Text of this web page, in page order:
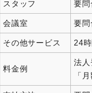
スタッフ 要問
会議室 要問
その他サービス 24
料金例
法人
「